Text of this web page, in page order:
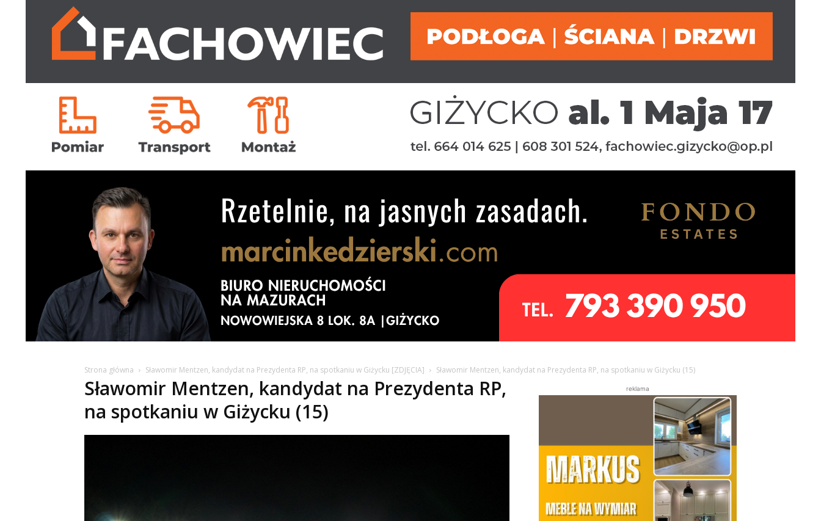
Strona główna Sławomir Mentzen, kandydat na Prezydenta RP, na spotkaniu w Giżycku [ZDJĘCIA] Sławomir Mentzen, kandydat na Prezydenta RP, na spotkaniu w Giżycku (15)
Sławomir Mentzen, kandydat na Prezydenta RP,
na spotkaniu w Giżycku (15)
reklama